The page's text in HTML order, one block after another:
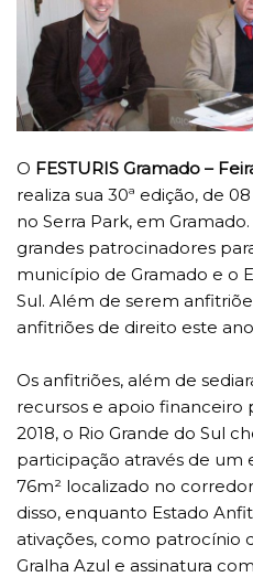
O FESTURIS Gramado –
realiza sua 30ª edição, de
no Serra Park, em
grandes patrocinadores
município de Gramado e o
Sul. Além de serem
anfitriões de direito este
Os anfitriões, além de
recursos e apoio financeiro
2018, o Rio Grande do Sul
participação através de um
76m² localizado no
disso, enquanto Estado
ativações, como patrocínio
Gralha Azul e assinatura